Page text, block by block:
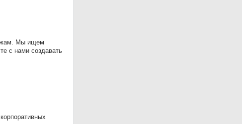
Мы ищем
с нами создавать